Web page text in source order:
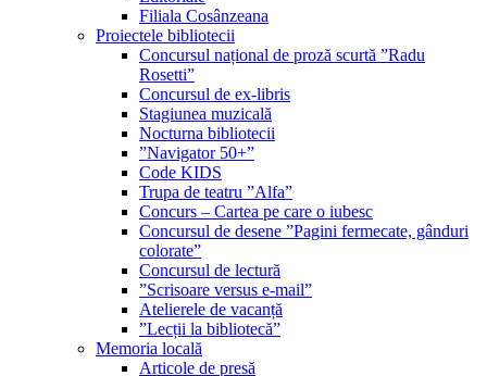
Filiala Cosânzeana
Proiectele bibliotecii
Concursul național de proză scurtă ”Radu
Rosetti”
Concursul de ex-libris
Stagiunea muzicală
Nocturna bibliotecii
”Navigator 50+”
Code KIDS
Trupa de teatru ”Alfa”
Concurs – Cartea pe care o iubesc
Concursul de desene ”Pagini fermecate, gânduri
colorate”
Concursul de lectură
”Scrisoare versus e-mail”
Atelierele de vacanță
”Lecții la bibliotecă”
Memoria locală
Articole de presă